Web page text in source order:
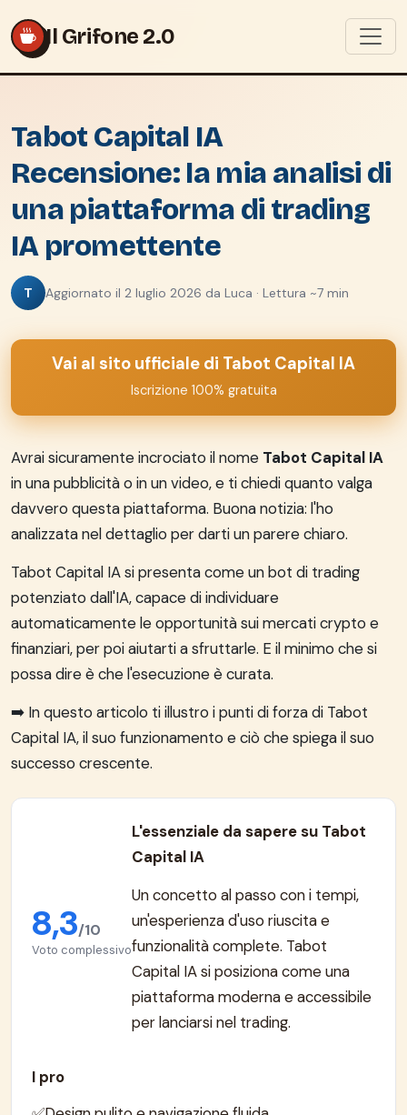
Il Grifone 2.0
Tabot Capital IA
Recensione: la mia analisi di
una piattaforma di trading
IA promettente
T Aggiornato il 2 luglio 2026 da Luca · Lettura ~7 min
Vai al sito ufficiale di Tabot Capital IA
Iscrizione 100% gratuita
Avrai sicuramente incrociato il nome Tabot Capital IA
in una pubblicità o in un video, e ti chiedi quanto valga
davvero questa piattaforma. Buona notizia: l'ho
analizzata nel dettaglio per darti un parere chiaro.
Tabot Capital IA si presenta come un bot di trading
potenziato dall'IA, capace di individuare
automaticamente le opportunità sui mercati crypto e
finanziari, per poi aiutarti a sfruttarle. E il minimo che si
possa dire è che l'esecuzione è curata.
➡️ In questo articolo ti illustro i punti di forza di Tabot
Capital IA, il suo funzionamento e ciò che spiega il suo
successo crescente.
8,3/10
Voto complessivo
L'essenziale da sapere su Tabot
Capital IA
Un concetto al passo con i tempi,
un'esperienza d'uso riuscita e
funzionalità complete. Tabot
Capital IA si posiziona come una
piattaforma moderna e accessibile
per lanciarsi nel trading.
I pro